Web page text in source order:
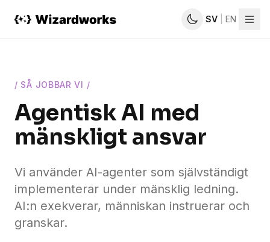
SV EN
Tjänster
Så
jobbar
vi
Kundcase
Artiklar
Om
/ SÅ JOBBAR VI /
Agentisk AI med
mänskligt ansvar
Vi använder AI-agenter som självständigt
implementerar under mänsklig ledning.
AI:n exekverar, människan instruerar och
granskar.